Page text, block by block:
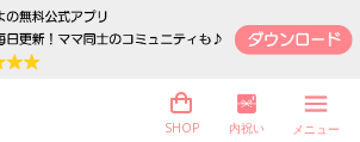
SHOP 内祝い メニュー